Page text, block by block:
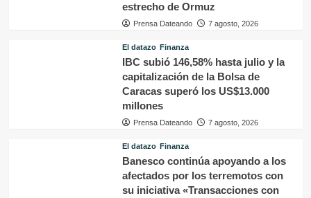
estrecho de Ormuz
Prensa Dateando 7 agosto, 2026
El datazo Finanza
IBC subió 146,58% hasta julio y la
capitalización de la Bolsa de
Caracas superó los US$13.000
millones
Prensa Dateando 7 agosto, 2026
El datazo Finanza
Banesco continúa apoyando a los
afectados por los terremotos con
su iniciativa «Transacciones con